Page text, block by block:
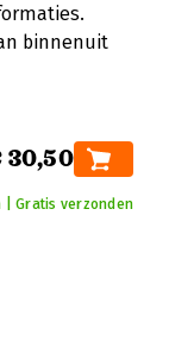
binnenuit
30,50
| Gratis verzonden